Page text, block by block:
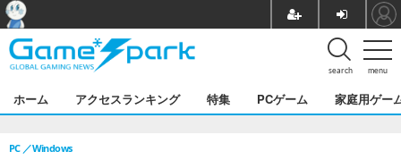
menu
search
ホーム アクセスランキング 特集 PCゲーム 家庭用ゲー
PC Windows